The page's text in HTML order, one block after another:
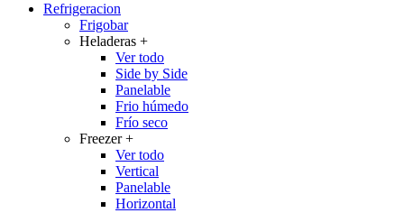
Refrigeracion
Frigobar
Heladeras +
Ver todo
Side by Side
Panelable
Frio húmedo
Frío seco
Freezer+
Ver todo
Vertical
Panelable
Horizontal